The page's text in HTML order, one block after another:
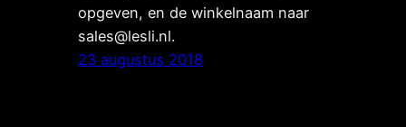
opgeven, en de winkelnaam naar
sales@lesli.nl.
23 augustus 2018